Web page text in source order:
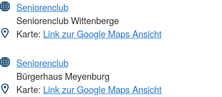
Seniorenclub
Seniorenclub Wittenberge
Karte: Link zur Google Maps Ansicht
Seniorenclub
Bürgerhaus Meyenburg
Karte: Link zur Google Maps Ansicht